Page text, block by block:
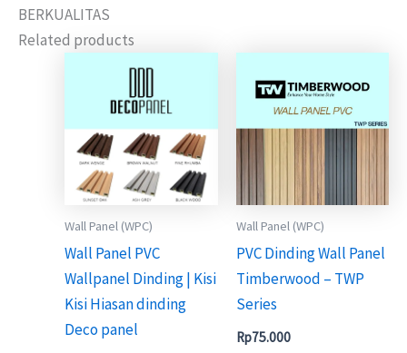
BERKUALITAS
Related products
Wall Panel (WPC)
Wall Panel PVC
Wallpanel Dinding | Kisi
Kisi Hiasan dinding
Deco panel
Wall Panel (WPC)
PVC Dinding Wall Panel
Timberwood – TWP
Series
Rp75.000